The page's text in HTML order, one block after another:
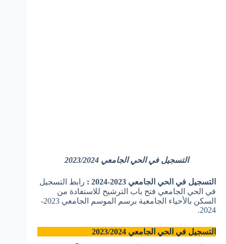
التسجيل في الحي الجامعي 2023/2024
التسجيل في الحي الجامعي 2023-2024 :
رابط التسجيل
في الحي الجامعي فتح باب الترشيح للاستفادة من
السكن بالأحياء الجامعية برسم الموسم الجامعي 2023-
2024.
التسجيل في الحي الجامعي 2023/2024